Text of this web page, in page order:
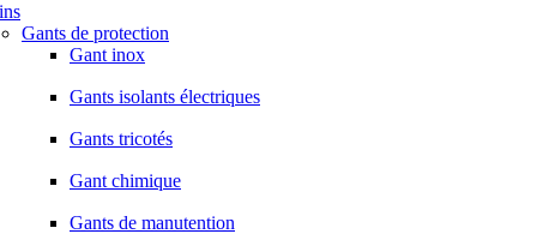
Gants de protection
Gant inox
Gants isolants électriques
Gants tricotés
Gant chimique
Gants de manutention